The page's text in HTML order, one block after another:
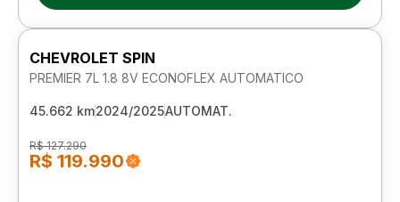
CHEVROLET SPIN
PREMIER 7L 1.8 8V ECONOFLEX AUTOMATICO
45.662 km2024/2025AUTOMAT.
R$ 127.290
R$ 119.990